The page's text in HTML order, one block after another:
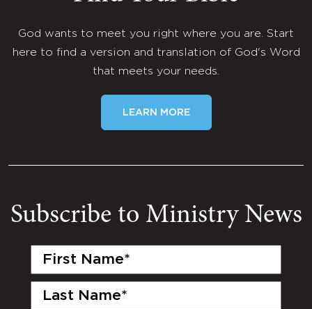
God wants to meet you right where you are. Start
here to find a version and translation of God's Word
that meets your needs.
LEARN MORE
Subscribe to Ministry News
First
Last